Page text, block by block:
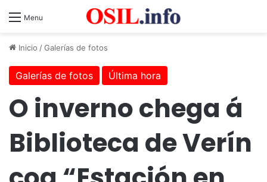
Menu
Inicio /Galerías de fotos
Galerías de fotos Última hora
O inverno chega á
Biblioteca de Verín